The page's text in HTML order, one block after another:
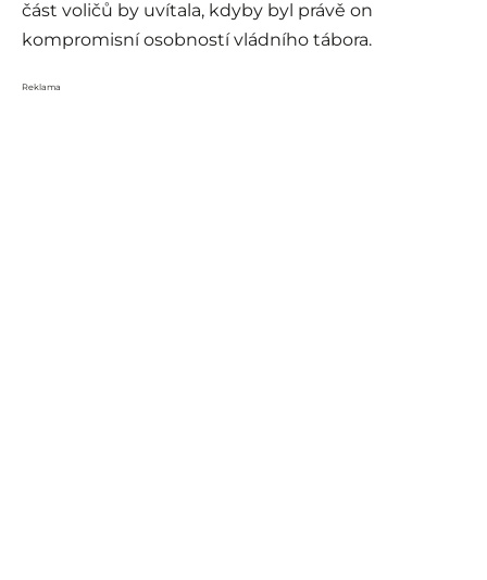
část voličů by uvítala, kdyby byl právě on
kompromisní osobností vládního tábora.
Reklama